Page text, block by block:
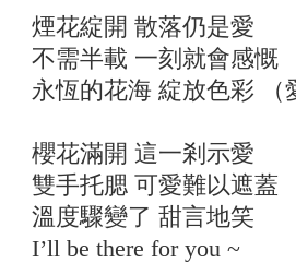
煙花綻開 散落仍是愛
不需半載 一刻就會感慨
永恆的花海 綻放色彩 （
櫻花滿開 這一剎示愛
雙手托腮 可愛難以遮蓋
溫度驟變了 甜言地笑
I’ll be there for you ~